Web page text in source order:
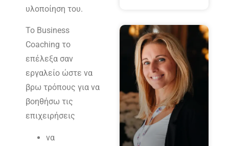
υλοποίηση του.
Το Business
Coaching το
επέλεξα σαν
εργαλείο ώστε να
βρω τρόπους για να
βοηθήσω τις
επιχειρήσεις
να